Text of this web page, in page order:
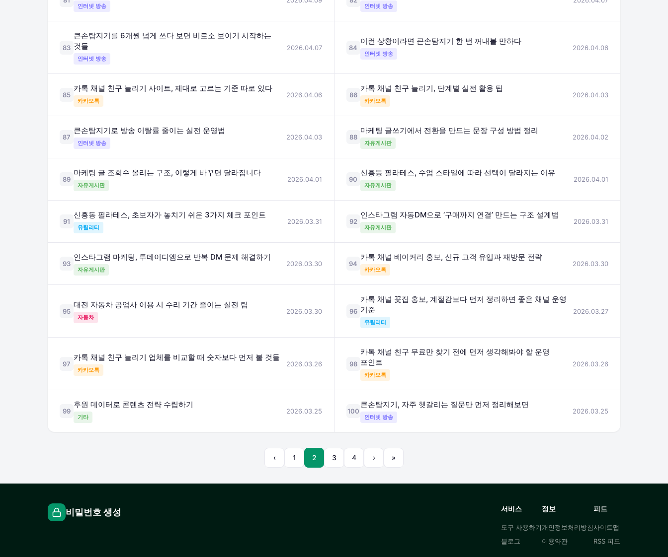
인터넷 방송 인터넷 방송
83
큰손탐지기를 6개월 넘게 쓰다 보면 비로소 보이기 시작하는
것들
인터넷 방송
2026.04.07 84
이런 상황이라면 큰손탐지기 한 번 꺼내볼 만하다
인터넷 방송
2026.04.06
85
카톡 채널 친구 늘리기 사이트, 제대로 고르는 기준 따로 있다
카카오톡
2026.04.06 86
카톡 채널 친구 늘리기, 단계별 실전 활용 팁
카카오톡
2026.04.03
87
큰손탐지기로 방송 이탈률 줄이는 실전 운영법
인터넷 방송
2026.04.03 88
마케팅 글쓰기에서 전환을 만드는 문장 구성 방법 정리
자유게시판
2026.04.02
89
마케팅 글 조회수 올리는 구조, 이렇게 바꾸면 달라집니다
자유게시판
2026.04.01 90
신흥동 필라테스, 수업 스타일에 따라 선택이 달라지는 이유
자유게시판
2026.04.01
91
신흥동 필라테스, 초보자가 놓치기 쉬운 3가지 체크 포인트
유틸리티
2026.03.31 92
인스타그램 자동DM으로 ‘구매까지 연결’ 만드는 구조 설계법
자유게시판
2026.03.31
93
인스타그램 마케팅, 투데이디엠으로 반복 DM 문제 해결하기
자유게시판
2026.03.30 94
카톡 채널 베이커리 홍보, 신규 고객 유입과 재방문 전략
카카오톡
2026.03.30
95
대전 자동차 공업사 이용 시 수리 기간 줄이는 실전 팁
자동차
2026.03.30 96
카톡 채널 꽃집 홍보, 계절감보다 먼저 정리하면 좋은 채널 운영
기준
유틸리티
2026.03.27
97
카톡 채널 친구 늘리기 업체를 비교할 때 숫자보다 먼저 볼 것들
카카오톡
2026.03.26 98
카톡 채널 친구 무료만 찾기 전에 먼저 생각해봐야 할 운영
포인트
카카오톡
2026.03.26
99
후원 데이터로 콘텐츠 전략 수립하기
기타
2026.03.25 100
큰손탐지기, 자주 헷갈리는 질문만 먼저 정리해보면
인터넷 방송
2026.03.25
‹ 1 2 3 4 › »
비밀번호 생성 서비스
도구 사용하기
블로그
정보
개인정보처리방침
이용약관
피드
사이트맵
RSS 피드